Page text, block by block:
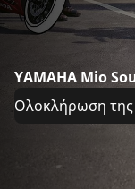
YAMAHA Mio
Ολοκλήρωση